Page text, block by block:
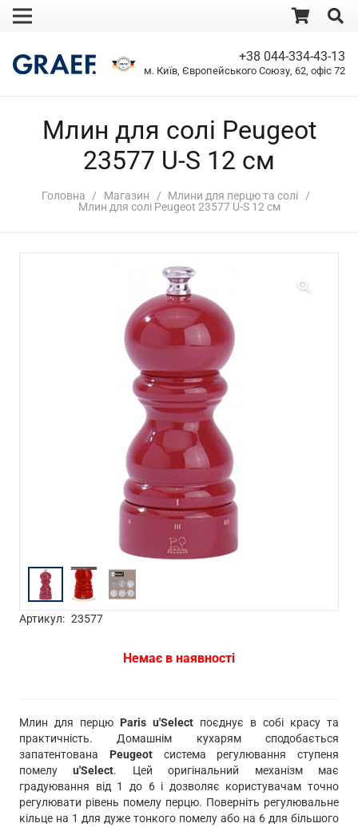
+38 044-334-43-13
м. Київ, Європейського Союзу, 62, офіс 72
Млин для солі Peugeot
23577 U-S 12 см
Головна / Магазин / Млини для перцю та солі /
Млин для солі Peugeot 23577 U-S 12 см
Артикул: 23577
Немає в наявності
Млин для перцю Paris u'Select поєднує в собі красу та
практичність. Домашнім кухарям сподобається
запатентована Peugeot система регулювання ступеня
помелуu'Select. Цей оригінальний механізм має
градуювання від 1 до 6 і дозволяє користувачам точно
регулювати рівень помелу перцю. Поверніть регулювальне
кільце на 1 для дуже тонкого помелу або на 6 для більшого